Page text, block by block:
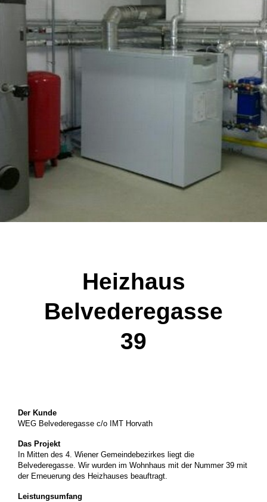
Karriere
Kontakt
Heizhaus
Belvederegasse
39
Der Kunde
WEG Belvederegasse c/o IMT Horvath
Das Projekt
In Mitten des 4. Wiener Gemeindebezirkes liegt die
Belvederegasse. Wir wurden im Wohnhaus mit der Nummer 39 mit
der Erneuerung des Heizhauses beauftragt.
Leistungsumfang